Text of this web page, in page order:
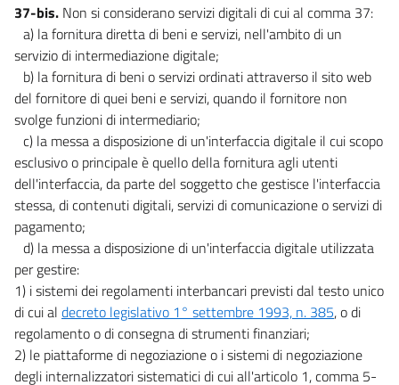
37-bis. Non si considerano servizi digitali di cui al comma 37:
a) la fornitura diretta di beni e servizi, nell'ambito di un
servizio di intermediazione digitale;
b) la fornitura di beni o servizi ordinati attraverso il sito web
del fornitore di quei beni e servizi, quando il fornitore non
svolge funzioni di intermediario;
c) la messa a disposizione di un'interfaccia digitale il cui scopo
esclusivo o principale è quello della fornitura agli utenti
dell'interfaccia, da parte del soggetto che gestisce l'interfaccia
stessa, di contenuti digitali, servizi di comunicazione o servizi di
pagamento;
d) la messa a disposizione di un'interfaccia digitale utilizzata
per gestire:
1) i sistemi dei regolamenti interbancari previsti dal testo unico
di cui al decreto legislativo 1° settembre 1993, n. 385, o di
regolamento o di consegna di strumenti finanziari;
2) le piattaforme di negoziazione o i sistemi di negoziazione
degli internalizzatori sistematici di cui all'articolo 1, comma 5-